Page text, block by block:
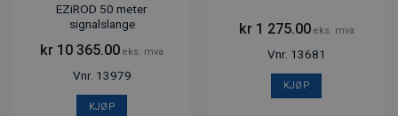
EZiROD 50 meter
signalslange
kr 10 365.00 eks. mva
Vnr. 13979
KJØP
kr1 275.00 eks. mva
Vnr. 13681
KJØP